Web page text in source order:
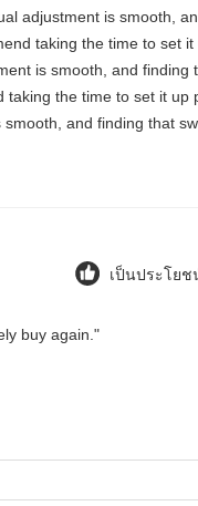
adjustment is smooth,
taking the time to set
is smooth, and finding
the time to set it up
and finding that
เป็นประโยช
buy again."